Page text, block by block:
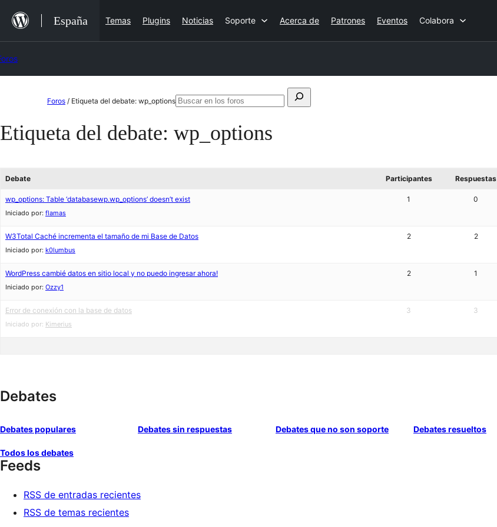
contenido
España Temas Plugins Noticias Soporte Acerca de Patrones Eventos Colabora
contenido
Foros / Etiqueta del debate: wp_optionsBuscar:
Buscar
Etiqueta del debate: wp_options
Debate Participantes Respuestas
wp_options: Table ‘databasewp.wp_options’ doesn’t exist
Iniciado por: flamas
1 0
W3Total Caché incrementa el tamaño de mi Base de Datos
Iniciado por: k0lumbus
2 2
WordPress cambié datos en sitio local y no puedo ingresar ahora!
Iniciado por: Ozzy1
2 1
Error de conexión con la base de datos
Iniciado por: Kimerius
3 3
Debates
Debates populares Debates sin respuestas Debates que no son soporte Debates resueltos
Todos los debates
Feeds
RSS de entradas recientes
RSS de temas recientes